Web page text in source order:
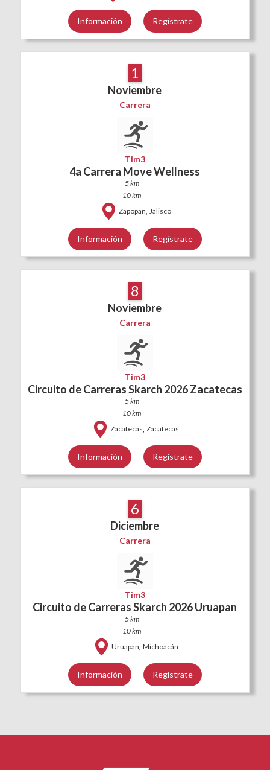
Información Regístrate
1
Noviembre
Carrera
Tim3
4a Carrera Move Wellness
5 km
10 km
Zapopan, Jalisco
Información Regístrate
8
Noviembre
Carrera
Tim3
Circuito de Carreras Skarch 2026 Zacatecas
5 km
10 km
Zacatecas, Zacatecas
Información Regístrate
6
Diciembre
Carrera
Tim3
Circuito de Carreras Skarch 2026 Uruapan
5 km
10 km
Uruapan, Michoacán
Información Regístrate